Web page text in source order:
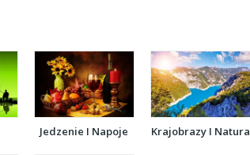
Jedzenie I Napoje Krajobrazy I Natura